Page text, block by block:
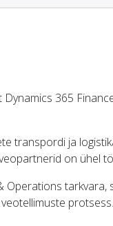
365
transpordi ja
on ühel
tarkvara,
protsess.